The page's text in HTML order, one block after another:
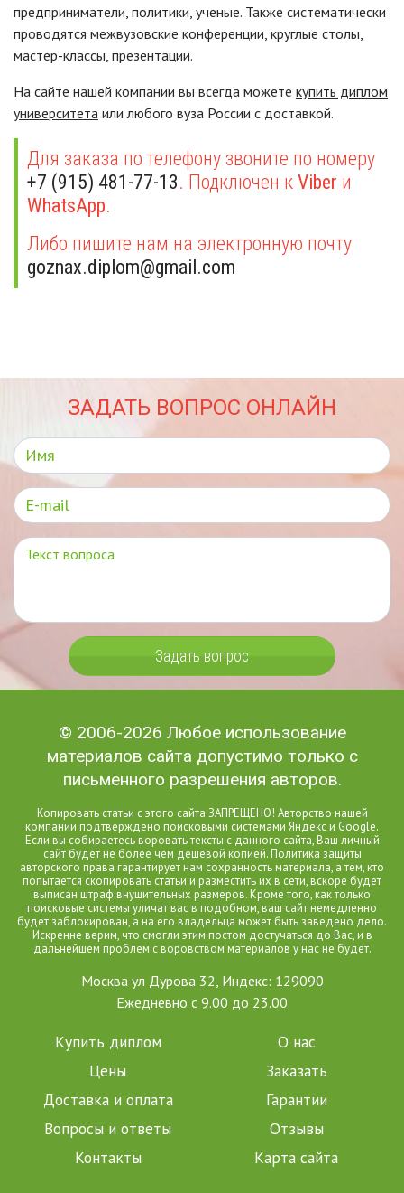
предприниматели, политики, ученые. Также систематически
проводятся межвузовские конференции, круглые столы,
мастер-классы, презентации.
На сайте нашей компании вы всегда можете купить диплом
университета или любого вуза России с доставкой.
Для заказа по телефону звоните по номеру
+7 (915) 481-77-13. Подключен к Viber и
WhatsApp.
Либо пишите нам на электронную почту
goznax.diplom@gmail.com
ЗАДАТЬ ВОПРОС ОНЛАЙН
Задать вопрос
© 2006-2026 Любое использование
материалов сайта допустимо только с
письменного разрешения авторов.
Копировать статьи с этого сайта ЗАПРЕЩЕНО! Авторство нашей
компании подтверждено поисковыми системами Яндекс и Google.
Если вы собираетесь воровать тексты с данного сайта, Ваш личный
сайт будет не более чем дешевой копией. Политика защиты
авторского права гарантирует нам сохранность материала, а тем, кто
попытается скопировать статьи и разместить их в сети, вскоре будет
выписан штраф внушительных размеров. Кроме того, как только
поисковые системы уличат вас в подобном, ваш сайт немедленно
будет заблокирован, а на его владельца может быть заведено дело.
Искренне верим, что смогли этим постом достучаться до Вас, и в
дальнейшем проблем с воровством материалов у нас не будет.
Москва ул Дурова 32, Индекс: 129090
Ежедневно с 9.00 до 23.00
Купить диплом
О нас
Цены
Заказать
Доставка и оплата
Гарантии
Вопросы и ответы
Отзывы
Контакты
Карта сайта